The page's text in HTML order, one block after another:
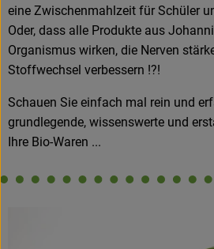
Küchenzauber
Über den Tag
NonFood & Saaten
Großgebinde
eine Zwischenmahlzeit für Schüler
Oder, dass alle Produkte aus
Organismus wirken, die Nerven
Stoffwechsel verbessern !?!
Schauen Sie einfach mal rein und
grundlegende, wissenswerte und
Ihre Bio-Waren ...